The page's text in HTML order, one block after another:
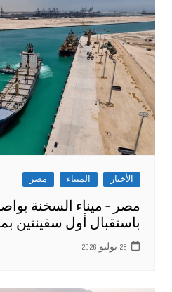
الأخبار الميناء مصر
مصر – ميناء السخنة
باستقبال أول سفينتين
28 يوليو 2026